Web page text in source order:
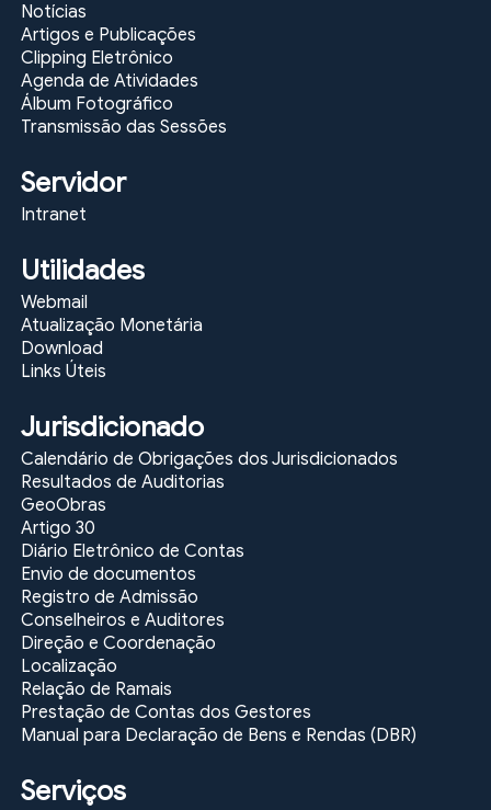
Notícias
Artigos e Publicações
Clipping Eletrônico
Agenda de Atividades
Álbum Fotográfico
Transmissão das Sessões
Servidor
Intranet
Utilidades
Webmail
Atualização Monetária
Download
Links Úteis
Jurisdicionado
Calendário de Obrigações dos Jurisdicionados
Resultados de Auditorias
GeoObras
Artigo 30
Diário Eletrônico de Contas
Envio de documentos
Registro de Admissão
Conselheiros e Auditores
Direção e Coordenação
Localização
Relação de Ramais
Prestação de Contas dos Gestores
Manual para Declaração de Bens e Rendas (DBR)
Serviços